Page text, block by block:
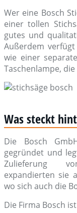
Wer eine Bosch
einer tollen
gutes und
Außerdem
wie einer
Taschenlampe,
Was steckt
Die Bosch
gegründet und
Zulieferung
expandierten sie
wo sich auch die
Die Firma Bosch